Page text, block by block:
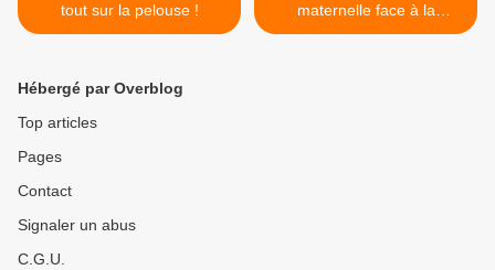
tout sur la pelouse !
maternelle face à la
pollution maritime >
Hébergé par Overblog
Top articles
Pages
Contact
Signaler un abus
C.G.U.